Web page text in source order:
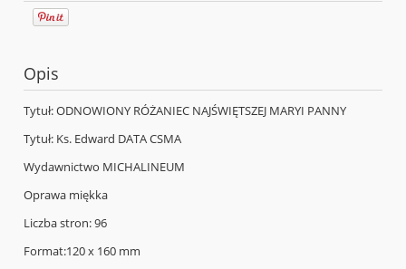
Opis
Tytuł: ODNOWIONY RÓŻANIEC NAJŚWIĘTSZEJ MARYI PANNY
Tytuł: Ks. Edward DATA CSMA
Wydawnictwo MICHALINEUM
Oprawa miękka
Liczba stron: 96
Format:120 x 160 mm